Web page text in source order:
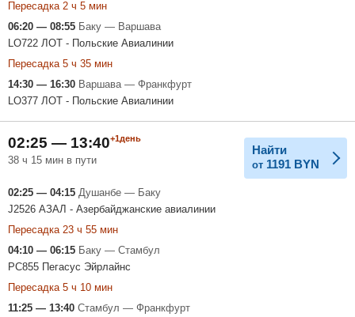
Пересадка 2 ч 5 мин
06:20 — 08:55 Баку — Варшава
LO722 ЛОТ - Польские Авиалинии
Пересадка 5 ч 35 мин
14:30 — 16:30 Варшава — Франкфурт
LO377 ЛОТ - Польские Авиалинии
02:25 — 13:40+1день
38 ч 15 мин в пути
Найти
от 1191 BYN
02:25 — 04:15 Душанбе — Баку
J2526 АЗАЛ - Азербайджанские авиалинии
Пересадка 23 ч 55 мин
04:10 — 06:15 Баку — Стамбул
PC855 Пегасус Эйрлайнс
Пересадка 5 ч 10 мин
11:25 — 13:40 Стамбул — Франкфурт